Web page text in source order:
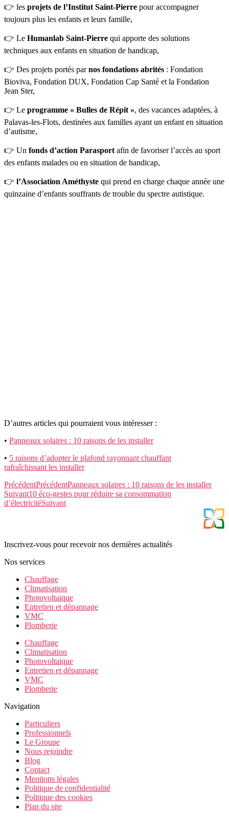
👉 les projets de l’Institut Saint-Pierre pour accompagner
toujours plus les enfants et leurs famille,
👉 Le Humanlab Saint-Pierre qui apporte des solutions
techniques aux enfants en situation de handicap,
👉 Des projets portés parnos fondations abrités : Fondation
Bioviva, Fondation DUX, Fondation Cap Santé et la Fondation
Jean Ster,
👉 Le programme « Bulles de Répit », des vacances adaptées, à
Palavas-les-Flots, destinées aux familles ayant un enfant en situation
d’autisme,
👉 Un fonds d’action Parasport afin de favoriser l’accès au sport
des enfants malades ou en situation de handicap,
👉 l’Association Améthyste qui prend en charge chaque année une
quinzaine d’enfants souffrants de trouble du spectre autistique.
D’autres articles qui pourraient vous intéresser :
• Panneaux solaires : 10 raisons de les installer
• 5 raisons d’adopter le plafond rayonnant chauffant
rafraîchissant les installer
PrécédentPrécédentPanneaux solaires : 10 raisons de les installer
Suivant10 éco-gestes pour réduire sa consommation
d’électricitéSuivant
Inscrivez-vous pour recevoir nos dernières actualités
Nos services
Chauffage
Climatisation
Photovoltaique
Entretien et dépannage
VMC
Plomberie
Chauffage
Climatisation
Photovoltaique
Entretien et dépannage
VMC
Plomberie
Navigation
Particuliers
Professionnels
Le Groupe
Nous rejoindre
Blog
Contact
Mentions légales
Politique de confidentialité
Politique des cookies
Plan du site